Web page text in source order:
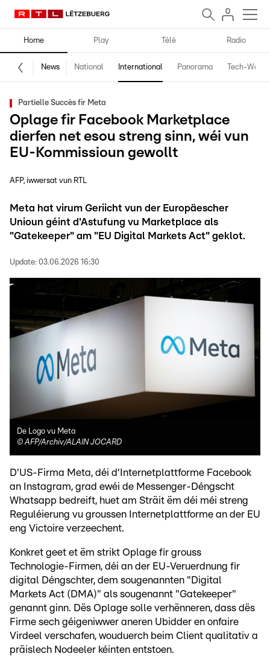
Home Play Télé Radio
News National International Panorama Tech-World
Partielle Succès fir Meta
Oplage fir Facebook Marketplace
dierfen net esou streng sinn, wéi vun
EU-Kommissioun gewollt
AFP, iwwersat vun RTL
Meta hat virum Geriicht vun der Europäescher
Unioun géint d'Astufung vu Marketplace als
"Gatekeeper" am "EU Digital Markets Act" geklot.
Update: 03.06.2026 16:30
De Logo vu Meta
©AFP/Archiv/ALAIN JOCARD
D'US-Firma Meta, déi d'Internetplattforme Facebook
an Instagram, grad ewéi de Messenger-Déngscht
Whatsapp bedreift, huet am Sträit ëm déi méi streng
Reguléierung vu groussen Internetplattforme an der EU
eng Victoire verzeechent.
Konkret geet et ëm strikt Oplage fir grouss
Technologie-Firmen, déi an der EU-Veruerdnung fir
digital Déngschter, dem sougenannten "Digital
Markets Act (DMA)" als sougenannt "Gatekeeper"
genannt ginn. Dës Oplage solle verhënneren, dass dës
Firme sech géigeniwwer aneren Ubidder en onfaire
Virdeel verschafen, wouduerch beim Client qualitativ a
präislech Nodeeler kéinten entstoen.